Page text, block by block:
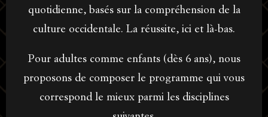
quotidienne, basés sur la compréhension de la
culture occidentale. La réussite, ici et là-bas.
Pour adultes comme enfants (dès 6 ans), nous
proposons de composer le programme qui vous
correspond le mieux parmi les disciplines